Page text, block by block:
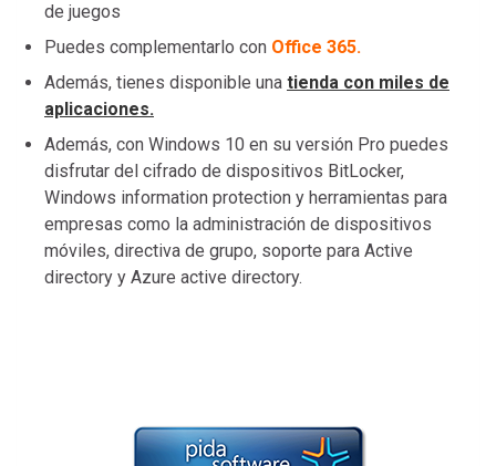
de juegos
Puedes complementarlo con Office 365.
Además, tienes disponible una tienda con miles de
aplicaciones.
Además, con Windows 10 en su versión Pro puedes
disfrutar del cifrado de dispositivos BitLocker,
Windows information protection y herramientas para
empresas como la administración de dispositivos
móviles, directiva de grupo, soporte para Active
directory y Azure active directory.